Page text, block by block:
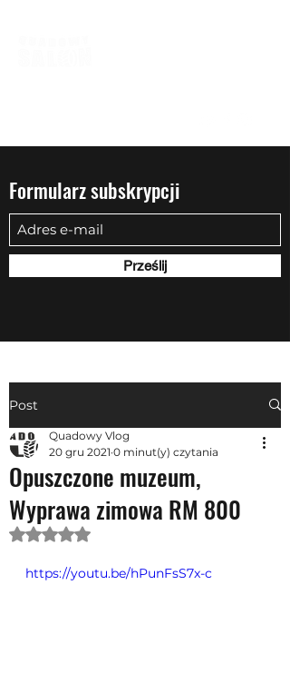
Formularz subskrypcji
Prześlij
Post
Opuszczone muzeum,
Wyprawa zimowa RM 800
Quadowy Vlog
20 gru 2021 0 minut(y) czytania
Oceniono na NaN z 5 gwiazdek.
https://youtu.be/hPunFsS7x-c